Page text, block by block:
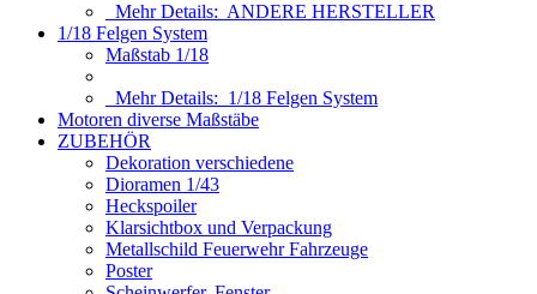
Mehr Details: ANDERE HERSTELLER
1/18 Felgen System
Maßstab 1/18
Mehr Details: 1/18 Felgen System
Motoren diverse Maßstäbe
ZUBEHÖR
Dekoration verschiedene
Dioramen 1/43
Heckspoiler
Klarsichtbox und Verpackung
Metallschild Feuerwehr Fahrzeuge
Poster